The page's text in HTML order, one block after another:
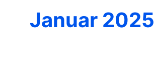
Januar 2025